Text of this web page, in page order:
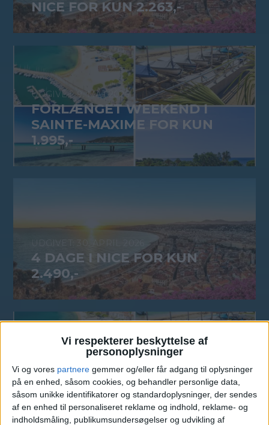
Vi respekterer beskyttelse af
personoplysninger
Vi og vores partnere gemmer og/eller får adgang til oplysninger
på en enhed, såsom cookies, og behandler personlige data,
såsom unikke identifikatorer og standardoplysninger, der sendes
af en enhed til personaliseret reklame og indhold, reklame- og
indholdsmåling, publikumsundersøgelser og udvikling af
NICE FOR KUN 2.263,-
9. MAJ 2026
FORLÆNGET WEEKEND I
SAINTE-MAXIME FOR KUN
1.995,-
4 DAGE I NICE FOR KUN
2.490,-
17. APRIL 2026
4 DAGE I SAINTE-MAXIME
FOR KUN 1.993,-